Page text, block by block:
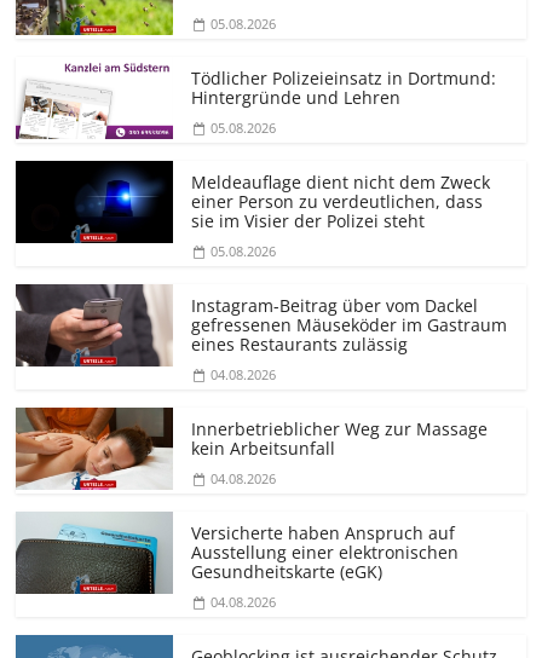
05.08.2026
Tödlicher Polizeieinsatz in Dortmund:
Hintergründe und Lehren
05.08.2026
Meldeauflage dient nicht dem Zweck
einer Person zu verdeutlichen, dass
sie im Visier der Polizei steht
05.08.2026
Instagram-Beitrag über vom Dackel
gefressenen Mäuseköder im Gastraum
eines Restaurants zulässig
04.08.2026
Innerbetrieblicher Weg zur Massage
kein Arbeitsunfall
04.08.2026
Versicherte haben Anspruch auf
Ausstellung einer elektronischen
Gesundheitskarte (eGK)
04.08.2026